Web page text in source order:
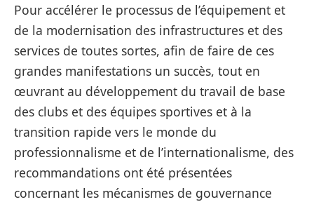
Pour accélérer le processus de l’équipement et
de la modernisation des infrastructures et des
services de toutes sortes, afin de faire de ces
grandes manifestations un succès, tout en
œuvrant au développement du travail de base
des clubs et des équipes sportives et à la
transition rapide vers le monde du
professionnalisme et de l’internationalisme, des
recommandations ont été présentées
concernant les mécanismes de gouvernance